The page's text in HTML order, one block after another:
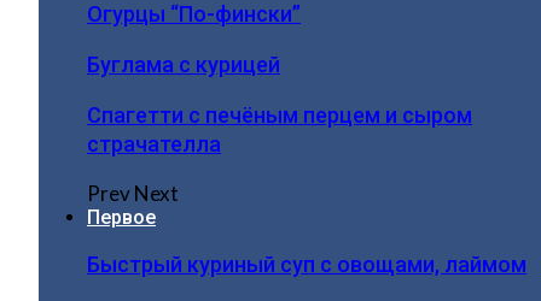
Огурцы “По-фински”
Буглама с курицей
Спагетти с печёным перцем и сыром
страчателла
PrevNext
Первое
Быстрый куриный суп с овощами, лаймом